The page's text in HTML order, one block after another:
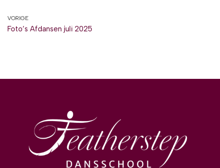
VORIGE
Foto’s Afdansen juli 2025